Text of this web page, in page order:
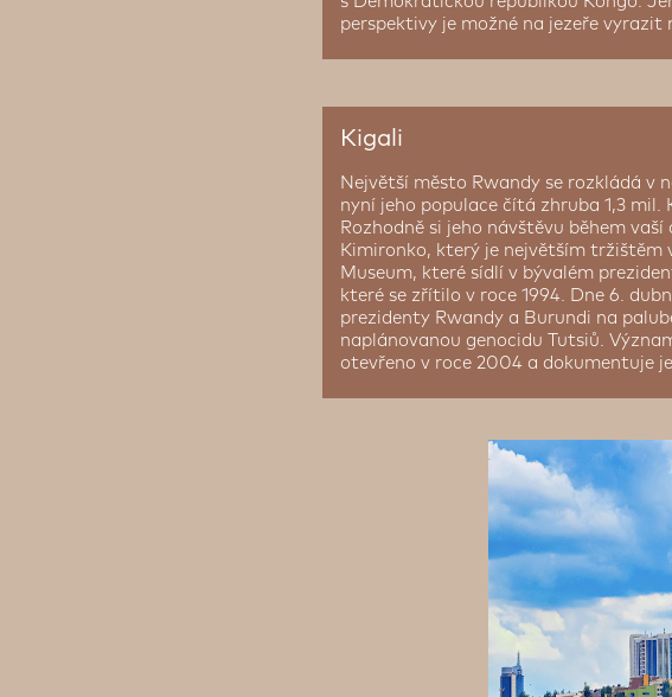
perspektivy je možné na jezeře vyrazit
Kigali
Největší město Rwandy se rozkládá v
nyní jeho populace čítá zhruba 1,3
Rozhodně si jeho návštěvu během
Kimironko, který je největším tržištěm
Museum, které sídlí v bývalém
které se zřítilo v roce 1994. Dne 6.
prezidenty Rwandy a Burundi na
naplánovanou genocidu Tutsiů.
otevřeno v roce 2004 a dokumentuje